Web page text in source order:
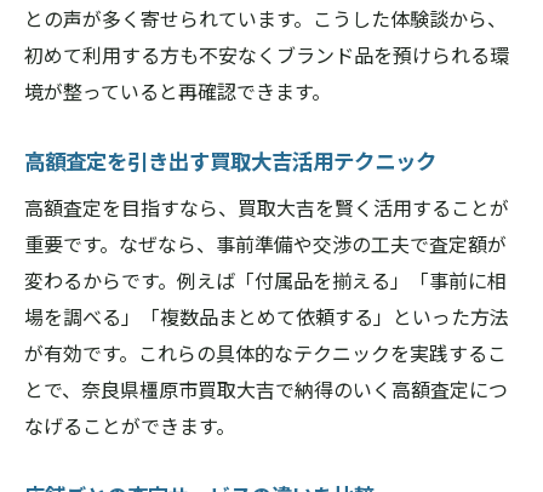
との声が多く寄せられています。こうした体験談から、
初めて利用する方も不安なくブランド品を預けられる環
境が整っていると再確認できます。
高額査定を引き出す買取大吉活用テクニック
高額査定を目指すなら、買取大吉を賢く活用することが
重要です。なぜなら、事前準備や交渉の工夫で査定額が
変わるからです。例えば「付属品を揃える」「事前に相
場を調べる」「複数品まとめて依頼する」といった方法
が有効です。これらの具体的なテクニックを実践するこ
とで、奈良県橿原市買取大吉で納得のいく高額査定につ
なげることができます。